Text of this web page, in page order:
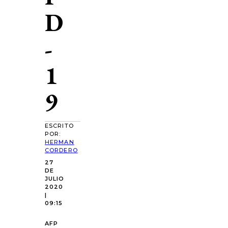
D
-
1
9
ESCRITO
POR:
HERMAN
CORDERO
27
DE
JULIO
2020
|
09:15
AFP